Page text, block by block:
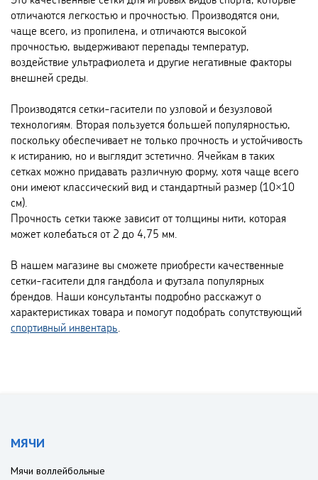
отличаются легкостью и прочностью. Производятся они,
чаще всего, из пропилена, и отличаются высокой
прочностью, выдерживают перепады температур,
воздействие ультрафиолета и другие негативные факторы
внешней среды.
Производятся сетки-гасители по узловой и безузловой
технологиям. Вторая пользуется большей популярностью,
поскольку обеспечивает не только прочность и устойчивость
к истиранию, но и выглядит эстетично. Ячейкам в таких
сетках можно придавать различную форму, хотя чаще всего
они имеют классический вид и стандартный размер (10×10
см).
Прочность сетки также зависит от толщины нити, которая
может колебаться от 2 до 4,75 мм.
В нашем магазине вы сможете приобрести качественные
сетки-гасители для гандбола и футзала популярных
брендов. Наши консультанты подробно расскажут о
характеристиках товара и помогут подобрать сопутствующий
спортивный инвентарь.
МЯЧИ
Мячи воллейбольные